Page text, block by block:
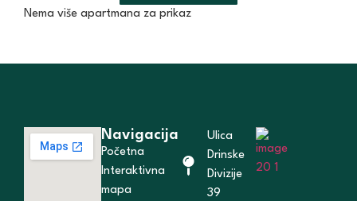
Nema više apartmana za prikaz
Navigacija
Početna
Interaktivna
mapa
Ulica
Drinske
Divizije
39